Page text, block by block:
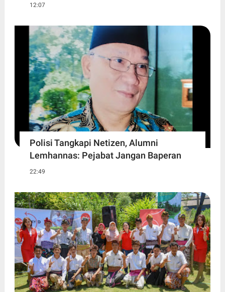
12:07
Polisi Tangkapi Netizen, Alumni
Lemhannas: Pejabat Jangan Baperan
22:49